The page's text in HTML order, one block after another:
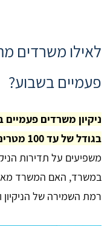
לאילו משרדים
פעמיים בשבוע?
ניקיון משרדים
בגודל של עד 100 מטרים
משפיעים על תדירות
במשרד, האם המשרד
רמת השמירה של הניקיון